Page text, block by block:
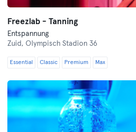
Freezlab - Tanning
Entspannung
Zuid, Olympisch Stadion 36
Essential Classic Premium Max